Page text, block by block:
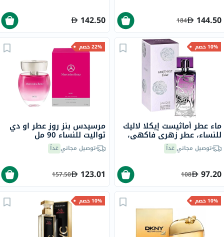
144.50
184
142.50
10% خصم
ماء عطر أماثيست إيكلا لاليك
للنساء، عطر زهري فاكهي،
100 ملتوصيل مجانيغداً
97.20
108
22% خصم
مرسيدس بنز روز عطر او دي
تواليت للنساء 90 مل
توصيل مجانيغداً
123.01
157.50
10% خصم 10% خصم